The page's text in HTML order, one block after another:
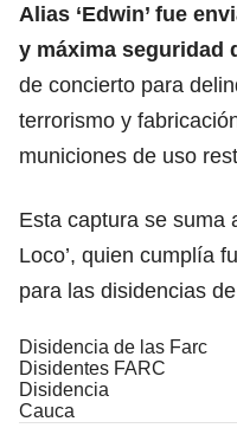
Alias ‘Edwin’ fue
y máxima seguridad
de concierto para
terrorismo y
municiones de uso
Esta captura se suma
Loco’, quien cumplía
para las disidencias
Disidencia de las Farc
Disidentes FARC
Disidencia
Cauca